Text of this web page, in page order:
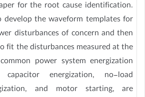
for the root cause identification.
develop the waveform templates for
disturbances of concern and then
fit the disturbances measured at the
power system energization
energization, no-load
and motor starting, are